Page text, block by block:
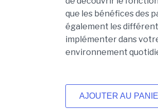
que les bénéfices des
également les
implémenter dans
environnement
AJOUTER AU